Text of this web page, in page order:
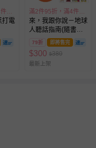
滿2件95折，滿4件89折
打電
滿2件95折，滿4件89折
來，我跟你說－地球
人聽話指南(隨書附
贈 地球人「好好說
話」貼紙)
79折 即將售完
$300 $380
最新上架